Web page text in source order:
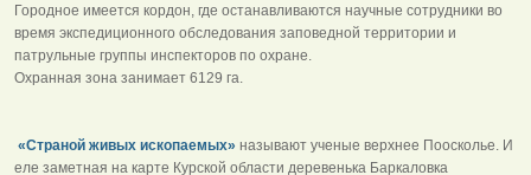
Городное имеется кордон, где останавливаются научные сотрудники во
время экспедиционного обследования заповедной территории и
патрульные группы инспекторов по охране.
Охранная зона занимает 6129 га.
«Страной живых ископаемых» называют ученые верхнее Поосколье. И
еле заметная на карте Курской области деревенька Баркаловка